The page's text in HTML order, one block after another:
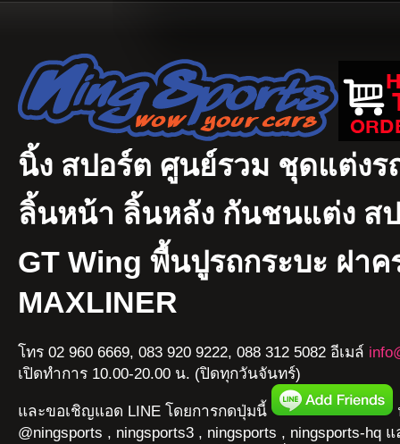
นิ้ง สปอร์ต ศูนย์รวม ชุดแต่งร
ลิ้นหน้า ลิ้นหลัง กันชนแต่ง สป
GT Wing พื้นปูรถกระบะ ฝาค
MAXLINER
โทร 02 960 6669, 083 920 9222, 088 312 5082 อีเมล์
เปิดทำการ 10.00-20.00 น. (ปิดทุกวันจันทร์)
และขอเชิญแอด LINE โดยการกดปุ่มนี้
@ningsports , ningsports3 , ningsports , ningsports-hq